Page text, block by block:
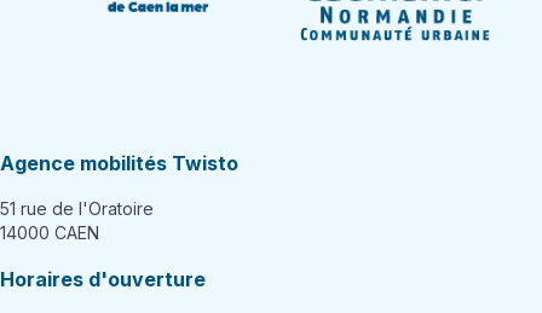
Agence mobilités Twisto
51 rue de l'Oratoire
14000 CAEN
Horaires d'ouverture